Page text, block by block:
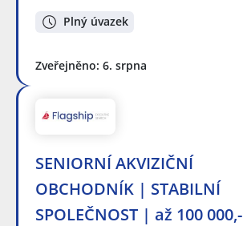
Plný úvazek
Zveřejněno: 6. srpna
SENIORNÍ AKVIZIČNÍ
OBCHODNÍK | STABILNÍ
SPOLEČNOST | až 100 000,-